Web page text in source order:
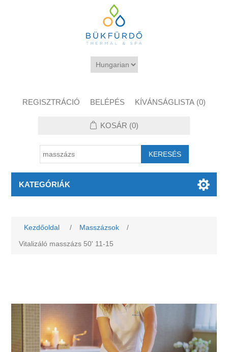
REGISZTRÁCIÓ BELÉPÉS KÍVÁNSÁGLISTA (0)
KOSÁR (0)
KATEGÓRIÁK
Kezdőoldal / Masszázsok
/
Vitalizáló masszázs 50' 11-15